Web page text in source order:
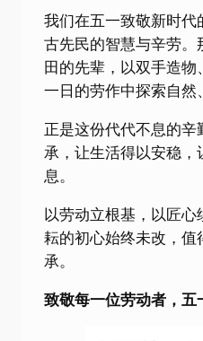
我们在五一致敬新时
古先民的智慧与辛劳。
田的先辈，以双手造
一日的劳作中探索自然
正是这份代代不息的
承，让生活得以安稳，
息。
以劳动立根基，以匠
耘的初心始终未改，值
承。
致敬每一位劳动者，五